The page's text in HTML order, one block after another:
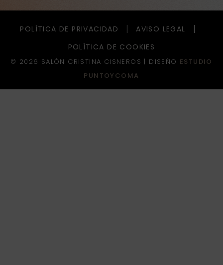
POLÍTICA DE PRIVACIDAD
AVISO LEGAL
POLÍTICA DE COOKIES
© 2026 SALÓN CRISTINA CISNEROS | DISEÑO ESTUDIO
PUNTOYCOMA